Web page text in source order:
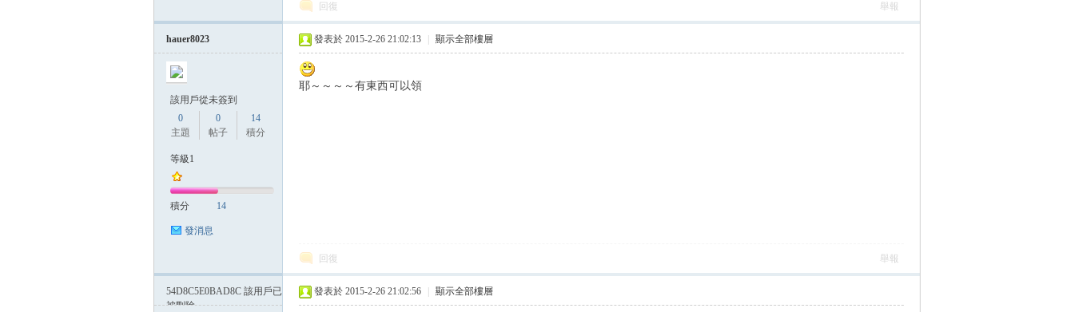
回復 舉報
hauer8023
該用戶從未簽到
0
主題
0
帖子
14
積分
等級1
積分 14
發消息
發表於 2015-2-26 21:02:13 顯示全部樓層
耶～～～～有東西可以領
回復 舉報
54D8C5E0BAD8C 該用戶已
被刪除
發表於 2015-2-26 21:02:56 顯示全部樓層